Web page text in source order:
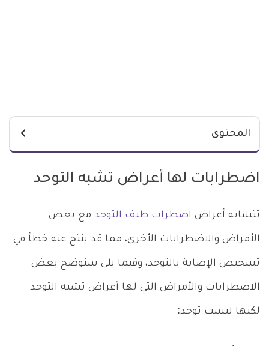
المحتوى
اضطرابات لها أعراض تشبه التوحد
تتشابه أعراض اضطراب طيف التوحد مع بعض
الأمراض والاضطرابات الأخرى، مما قد ينتج عنه خطأ في
تشخيص الإصابة بالتوحد، وفيما يلي سنوضح بعض
الاضطرابات والأمراض التي لها أعراض تشبه التوحد
لكنها ليست توحد: